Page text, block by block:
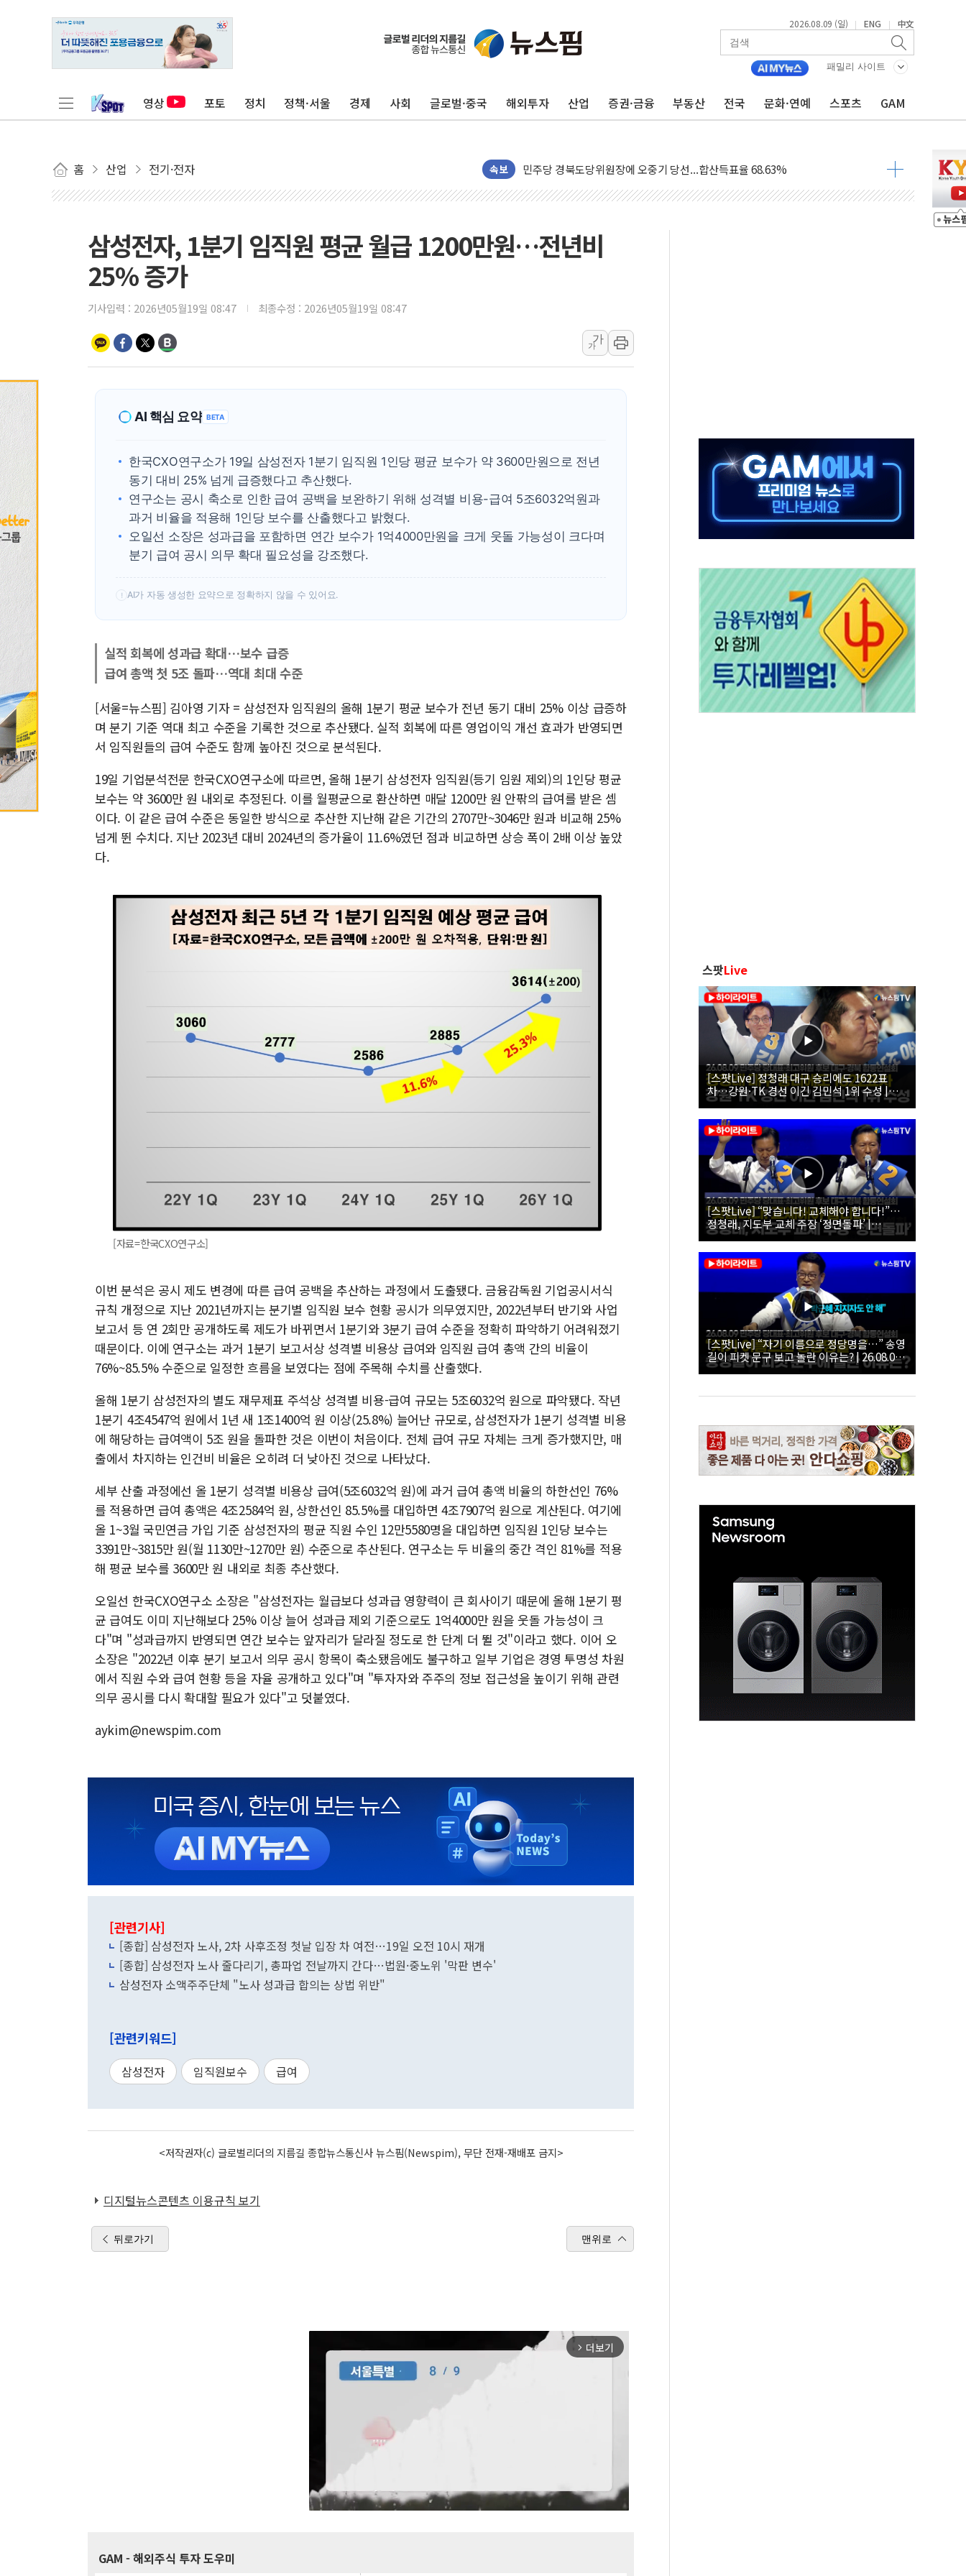
2026.08.09 (일) | ENG | 中文
패밀리 사이트
영상 포토 정치 정책·서울 경제 사회 글로벌·중국 해외투자 산업 증권·금융 부동산 전국 문화·연예 스포츠 GAM
홈 산업 전기·전자 속보
125mm 폭우 쏟아진 울진...'두천~하당'·'올미골교' 차량 통행 선제 제한
평택 진위면 공장서 질식사고 발생…작업자 1명 숨져
상주 낙동강 선착장 하류서 50대 숨진 채 발견...경찰, 조사 중
[종합] 김민석, 정청래에 누적 1.48%p 차 선두 유지...金 46.01% vs 鄭 44.53%
인천서 말다툼 중 어머니 살해 10대 구속…범행 후 반려견도 죽여
김민석, 강원·대구·경북 경선서 정청래에 승리…金 48.54% vs 鄭 44.40%
[속보] 민주, 경북 경선 결과 발표...김민석 47.37% 정청래 45.71% 송영길 6.92%
[속보] 민주, 대구 경선 결과 발표...정청래 47.82% 김민석 46.35% 송영길 5.83%
하나금융, 명동 소상공인에 '행복상자' 전달
인천시 광복절 현수막 '태극기 거꾸로' 논란…이틀만에 철거
'호우·산사태 주의보' 울진 시간당 30mm 강한 비...호우 피해 없어
삼성전자, 1분기 임직원 평균 월급 1200만원…전년비
25% 증가
기사입력 : 2026년05월19일 08:47 최종수정 : 2026년05월19일 08:47
가
가
AI 핵심 요약 BETA
한국CXO연구소가 19일 삼성전자 1분기 임직원 1인당 평균 보수가 약 3600만원으로 전년
동기 대비 25% 넘게 급증했다고 추산했다.
연구소는 공시 축소로 인한 급여 공백을 보완하기 위해 성격별 비용-급여 5조6032억원과
과거 비율을 적용해 1인당 보수를 산출했다고 밝혔다.
오일선 소장은 성과급을 포함하면 연간 보수가 1억4000만원을 크게 웃돌 가능성이 크다며
분기 급여 공시 의무 확대 필요성을 강조했다.
! AI가 자동 생성한 요약으로 정확하지 않을 수 있어요.
실적 회복에 성과급 확대…보수 급증
급여 총액 첫 5조 돌파…역대 최대 수준
[서울=뉴스핌] 김아영 기자 = 삼성전자 임직원의 올해 1분기 평균 보수가 전년 동기 대비 25% 이상 급증하
며 분기 기준 역대 최고 수준을 기록한 것으로 추산됐다. 실적 회복에 따른 영업이익 개선 효과가 반영되면
서 임직원들의 급여 수준도 함께 높아진 것으로 분석된다.
19일 기업분석전문 한국CXO연구소에 따르면, 올해 1분기 삼성전자 임직원(등기 임원 제외)의 1인당 평균
보수는 약 3600만 원 내외로 추정된다. 이를 월평균으로 환산하면 매달 1200만 원 안팎의 급여를 받은 셈
이다. 이 같은 급여 수준은 동일한 방식으로 추산한 지난해 같은 기간의 2707만~3046만 원과 비교해 25%
넘게 뛴 수치다. 지난 2023년 대비 2024년의 증가율이 11.6%였던 점과 비교하면 상승 폭이 2배 이상 높았
다.
[자료=한국CXO연구소]
이번 분석은 공시 제도 변경에 따른 급여 공백을 추산하는 과정에서 도출됐다. 금융감독원 기업공시서식
규칙 개정으로 지난 2021년까지는 분기별 임직원 보수 현황 공시가 의무였지만, 2022년부터 반기와 사업
보고서 등 연 2회만 공개하도록 제도가 바뀌면서 1분기와 3분기 급여 수준을 정확히 파악하기 어려워졌기
때문이다. 이에 연구소는 과거 1분기 보고서상 성격별 비용상 급여와 임직원 급여 총액 간의 비율이
76%~85.5% 수준으로 일정한 흐름을 보였다는 점에 주목해 수치를 산출했다.
올해 1분기 삼성전자의 별도 재무제표 주석상 성격별 비용-급여 규모는 5조6032억 원으로 파악됐다. 작년
1분기 4조4547억 원에서 1년 새 1조1400억 원 이상(25.8%) 늘어난 규모로, 삼성전자가 1분기 성격별 비용
에 해당하는 급여액이 5조 원을 돌파한 것은 이번이 처음이다. 전체 급여 규모 자체는 크게 증가했지만, 매
출에서 차지하는 인건비 비율은 오히려 더 낮아진 것으로 나타났다.
세부 산출 과정에선 올 1분기 성격별 비용상 급여(5조6032억 원)에 과거 급여 총액 비율의 하한선인 76%
를 적용하면 급여 총액은 4조2584억 원, 상한선인 85.5%를 대입하면 4조7907억 원으로 계산된다. 여기에
올 1~3월 국민연금 가입 기준 삼성전자의 평균 직원 수인 12만5580명을 대입하면 임직원 1인당 보수는
3391만~3815만 원(월 1130만~1270만 원) 수준으로 추산된다. 연구소는 두 비율의 중간 격인 81%를 적용
해 평균 보수를 3600만 원 내외로 최종 추산했다.
오일선 한국CXO연구소 소장은 "삼성전자는 월급보다 성과급 영향력이 큰 회사이기 때문에 올해 1분기 평
균 급여도 이미 지난해보다 25% 이상 늘어 성과급 제외 기준으로도 1억4000만 원을 웃돌 가능성이 크
다"며 "성과급까지 반영되면 연간 보수는 앞자리가 달라질 정도로 한 단계 더 뛸 것"이라고 했다. 이어 오
소장은 "2022년 이후 분기 보고서 의무 공시 항목이 축소됐음에도 불구하고 일부 기업은 경영 투명성 차원
에서 직원 수와 급여 현황 등을 자율 공개하고 있다"며 "투자자와 주주의 정보 접근성을 높이기 위해 관련
의무 공시를 다시 확대할 필요가 있다"고 덧붙였다.
aykim@newspim.com
[관련기사]
[종합] 삼성전자 노사, 2차 사후조정 첫날 입장 차 여전…19일 오전 10시 재개
[종합] 삼성전자 노사 줄다리기, 총파업 전날까지 간다…법원·중노위 '막판 변수'
삼성전자 소액주주단체 "노사 성과급 합의는 상법 위반"
[관련키워드]
삼성전자 임직원보수 급여
<저작권자(c) 글로벌리더의 지름길 종합뉴스통신사 뉴스핌(Newspim), 무단 전재-재배포 금지>
디지털뉴스콘텐츠 이용규칙 보기
뒤로가기 맨위로
arrow_forward_ios 더보기
GAM - 해외주식 투자 도우미
스팟Live
[스팟Live] 정청래 대구 승리에도 1622표
차…강원·TK 경선 이긴 김민석 1위 수성 |
26.08.09 더불어민주당 당대표·최고위원 후
보 대구·경북 합동연설회
[스팟Live] “맞습니다! 교체해야 합니다!”…
정청래, 지도부 교체 주장 ‘정면돌파’ |
26.08.09 더불어민주당 당대표·최고위원 후
보 대구·경북 합동연설회
[스팟Live] “자기 이름으로 정당명을…” 송영
길이 피켓 문구 보고 놀란 이유는? | 26.08.09
더불어민주당 당대표·최고위원 후보 대구·경